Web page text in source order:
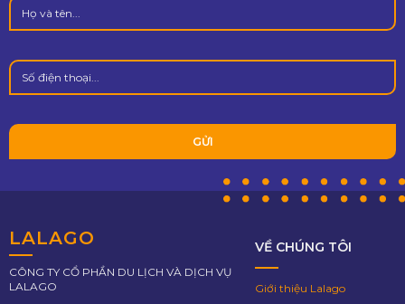
LALAGO
CÔNG TY CỔ PHẦN DU LỊCH VÀ DỊCH VỤ
LALAGO
VỀ CHÚNG TÔI
Giới thiệu Lalago